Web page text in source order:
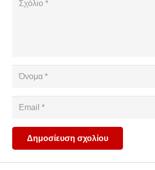
Δημοσίευση σχολίου